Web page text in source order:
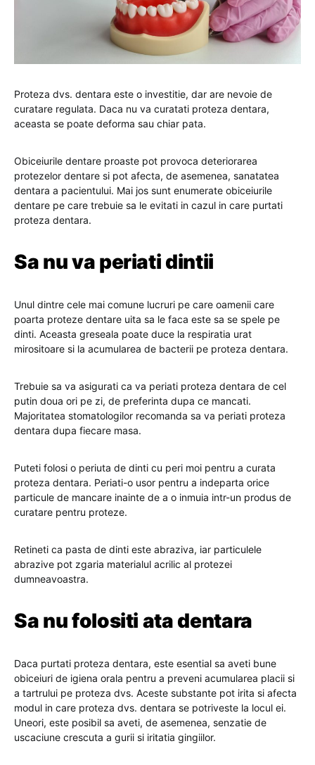
Proteza dvs. dentara este o investitie, dar are nevoie de
curatare regulata. Daca nu va curatati proteza dentara,
aceasta se poate deforma sau chiar pata.
Obiceiurile dentare proaste pot provoca deteriorarea
protezelor dentare si pot afecta, de asemenea, sanatatea
dentara a pacientului. Mai jos sunt enumerate obiceiurile
dentare pe care trebuie sa le evitati in cazul in care purtati
proteza dentara.
Sa nu va periati dintii
Unul dintre cele mai comune lucruri pe care oamenii care
poarta proteze dentare uita sa le faca este sa se spele pe
dinti. Aceasta greseala poate duce la respiratia urat
mirositoare si la acumularea de bacterii pe proteza dentara.
Trebuie sa va asigurati ca va periati proteza dentara de cel
putin doua ori pe zi, de preferinta dupa ce mancati.
Majoritatea stomatologilor recomanda sa va periati proteza
dentara dupa fiecare masa.
Puteti folosi o periuta de dinti cu peri moi pentru a curata
proteza dentara. Periati-o usor pentru a indeparta orice
particule de mancare inainte de a o inmuia intr-un produs de
curatare pentru proteze.
Retineti ca pasta de dinti este abraziva, iar particulele
abrazive pot zgaria materialul acrilic al protezei
dumneavoastra.
Sa nu folositi ata dentara
Daca purtati proteza dentara, este esential sa aveti bune
obiceiuri de igiena orala pentru a preveni acumularea placii si
a tartrului pe proteza dvs. Aceste substante pot irita si afecta
modul in care proteza dvs. dentara se potriveste la locul ei.
Uneori, este posibil sa aveti, de asemenea, senzatie de
uscaciune crescuta a gurii si iritatia gingiilor.